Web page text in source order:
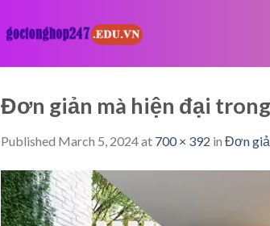
Đơn giản mà hiện đại
Published March 5, 2024at 700 × 392 in Đơn